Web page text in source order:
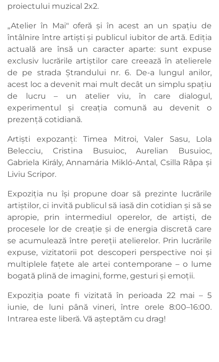
proiectului muzical 2x2.
„Atelier în Mai" oferă și în acest an un spațiu de
întâlnire între artiști și publicul iubitor de artă. Ediția
actuală are însă un caracter aparte: sunt expuse
exclusiv lucrările artiștilor care creează în atelierele
de pe strada Ștrandului nr. 6. De-a lungul anilor,
acest loc a devenit mai mult decât un simplu spațiu
de lucru – un atelier viu, în care dialogul,
experimentul și creația comună au devenit o
prezență cotidiană.
Artiști expozanți: Timea Mitroi, Valer Sasu, Lola
Belecciu, Cristina Busuioc, Aurelian Busuioc,
Gabriela Király, Annamária Mikló-Antal, Csilla Râpa și
Liviu Scripor.
Expoziția nu își propune doar să prezinte lucrările
artiștilor, ci invită publicul să iasă din cotidian și să se
apropie, prin intermediul operelor, de artiști, de
procesele lor de creație și de energia discretă care
se acumulează între pereții atelierelor. Prin lucrările
expuse, vizitatorii pot descoperi perspective noi și
multiplele fațete ale artei contemporane – o lume
bogată plină de imagini, forme, gesturi și emoții.
Expoziția poate fi vizitată în perioada 22 mai – 5
iunie, de luni până vineri, între orele 8:00–16:00.
Intrarea este liberă. Vă așteptăm cu drag!